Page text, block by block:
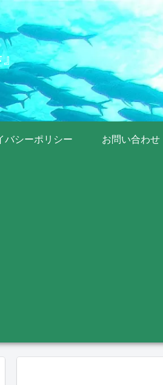
バシーポリシー お問い合わせ